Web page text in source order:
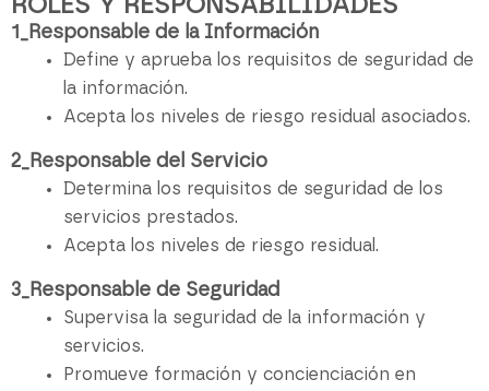
ROLES Y RESPONSABILIDADES
1_Responsable de la Información
Define y aprueba los requisitos de seguridad de
la información.
Acepta los niveles de riesgo residual asociados.
2_Responsable del Servicio
Determina los requisitos de seguridad de los
servicios prestados.
Acepta los niveles de riesgo residual.
3_Responsable de Seguridad
Supervisa la seguridad de la información y
servicios.
Promueve formación y concienciación en